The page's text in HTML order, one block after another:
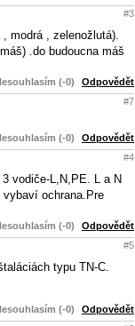
#3
modrá , zelenožlutá).
.do budoucna máš
(-0) Odpovědět
#7
(-0) Odpovědět
#4
vodiče-L,N,PE. L a N
ochrana.Pre
(-0) Odpovědět
#5
typu TN-C.
(-0) Odpovědět